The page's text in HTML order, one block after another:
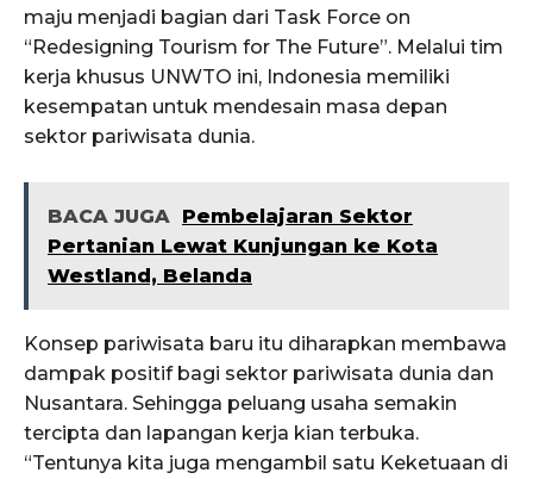
maju menjadi bagian dari Task Force on
“Redesigning Tourism for The Future”. Melalui tim
kerja khusus UNWTO ini, Indonesia memiliki
kesempatan untuk mendesain masa depan
sektor pariwisata dunia.
BACA JUGA
Pembelajaran Sektor
Pertanian Lewat Kunjungan ke Kota
Westland, Belanda
Konsep pariwisata baru itu diharapkan membawa
dampak positif bagi sektor pariwisata dunia dan
Nusantara. Sehingga peluang usaha semakin
tercipta dan lapangan kerja kian terbuka.
“Tentunya kita juga mengambil satu Keketuaan di